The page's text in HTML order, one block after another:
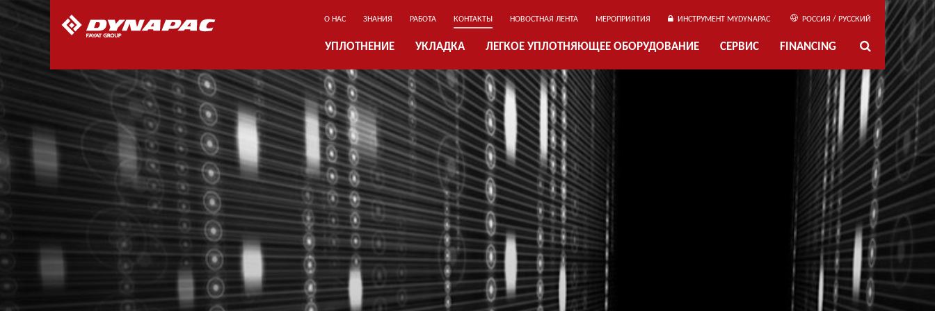
О НАС ЗНАНИЯ РАБОТА КОНТАКТЫ НОВОСТНАЯ ЛЕНТА МЕРОПРИЯТИЯ ИНСТРУМЕНТ MYDYNAPAC РОССИЯ / РУССКИЙ
УПЛОТНЕНИЕ УКЛАДКА ЛЕГКОЕ УПЛОТНЯЮЩЕЕ ОБОРУДОВАНИЕ СЕРВИС FINANCING